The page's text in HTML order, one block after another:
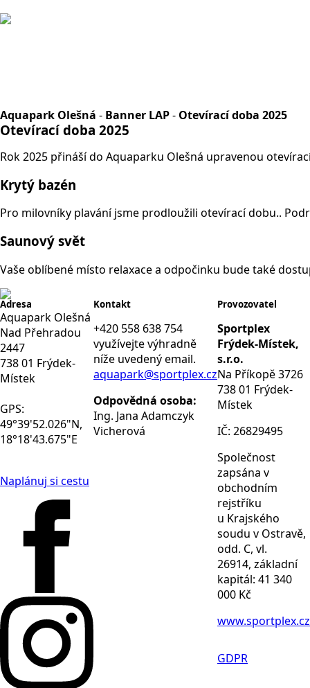
Aquapark Olešná - Banner LAP- Otevírací doba 2025
Otevírací doba 2025
Rok 2025 přináší do Aquaparku Olešná upravenou
Krytý bazén
Pro milovníky plavání jsme prodloužili otevírací dobu..
Saunový svět
Vaše oblíbené místo relaxace a odpočinku bude také
Adresa
Aquapark Olešná
Nad Přehradou
2447
738 01 Frýdek-
Místek
GPS:
49°39'52.026"N,
18°18'43.675"E
Naplánuj si cestu
Kontakt
+420 558 638 754
využívejte výhradně
níže uvedený email.
aquapark@sportplex.cz
Odpovědná osoba:
Ing. Jana Adamczyk
Vicherová
Provozovatel
Sportplex
Frýdek-Místek,
s.r.o.
Na Příkopě 3726
738 01 Frýdek-
Místek
IČ: 26829495
Společnost
zapsána v
obchodním
rejstříku
u Krajského
soudu v Ostravě,
odd. C, vl.
26914, základní
kapitál: 41 340
000 Kč
www.sportplex.cz
GDPR